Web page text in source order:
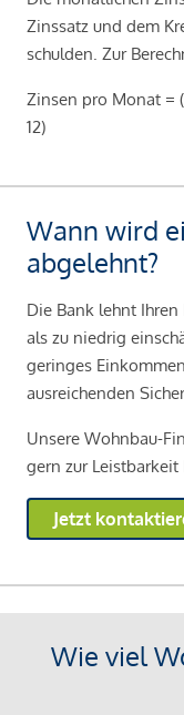
Zinssatz und dem
schulden. Zur
Zinsen pro Monat =
12)
Wann wird
abgelehnt?
Die Bank lehnt
als zu niedrig
geringes
ausreichenden
Unsere Wohnbau-
gern zur
Jetzt
Wie viel